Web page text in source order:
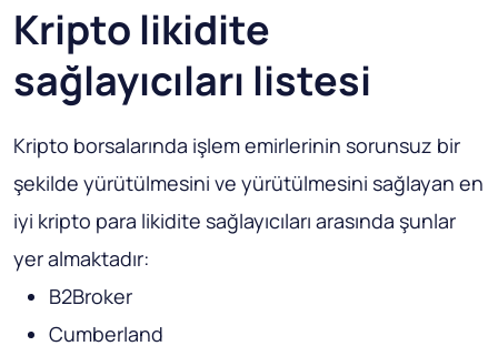
Kripto likidite
sağlayıcıları listesi
Kripto borsalarında işlem emirlerinin sorunsuz bir
şekilde yürütülmesini ve yürütülmesini sağlayan en
iyi kripto para likidite sağlayıcıları arasında şunlar
yer almaktadır:
B2Broker
Cumberland